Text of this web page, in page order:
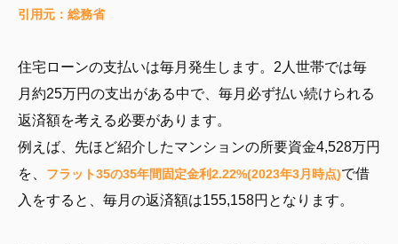
引用元：総務省
住宅ローンの支払いは毎月発生します。2人世帯では毎
月約25万円の支出がある中で、毎月必ず払い続けられる
返済額を考える必要があります。
例えば、先ほど紹介したマンションの所要資金4,528万円
を、 フラット35の35年間固定金利2.22%(2023年3月時点)で借
入をすると、毎月の返済額は155,158円となります。